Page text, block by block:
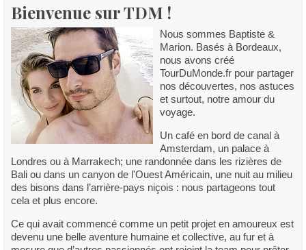
Bienvenue sur TDM !
Nous sommes Baptiste &
Marion. Basés à Bordeaux,
nous avons créé
TourDuMonde.fr pour partager
nos découvertes, nos astuces
et surtout, notre amour du
voyage.
Un café en bord de canal à
Amsterdam, un palace à
Londres ou à Marrakech; une randonnée dans les rizières de
Bali ou dans un canyon de l'Ouest Américain, une nuit au milieu
des bisons dans l’arrière-pays niçois : nous partageons tout
cela et plus encore.
Ce qui avait commencé comme un petit projet en amoureux est
devenu une belle aventure humaine et collective, au fur et à